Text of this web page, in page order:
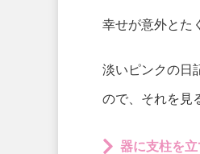
幸せが意外とた
淡いピンクの日
ので、それを見
器に支柱を